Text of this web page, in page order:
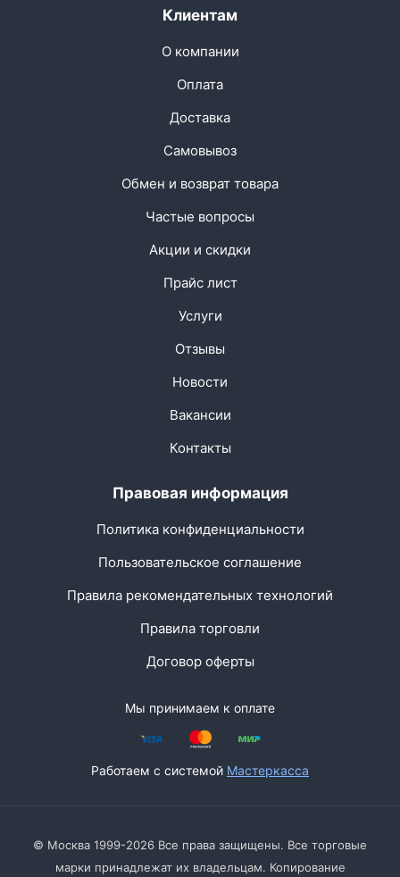
Клиентам
О компании
Оплата
Доставка
Самовывоз
Обмен и возврат товара
Частые вопросы
Акции и скидки
Прайс лист
Услуги
Отзывы
Новости
Вакансии
Контакты
Правовая информация
Политика конфиденциальности
Пользовательское соглашение
Правила рекомендательных технологий
Правила торговли
Договор оферты
Мы принимаем к оплате
Работаем с системой Мастеркасса
© Москва 1999-2026 Все права защищены. Все торговые
марки принадлежат их владельцам. Копирование